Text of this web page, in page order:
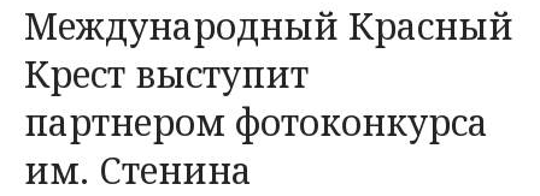
Международный Красный
Крест выступит
партнером фотоконкурса
им. Стенина